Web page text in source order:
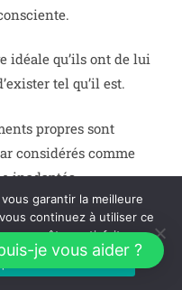
idéale qu’ils ont de lui
tel qu’il est.
propres sont
considérés comme
inadaptés.
pour survivre, il va
ses besoins.
je vous aider ?
garantir la meilleure
continuez à utiliser ce
en êtes satisfait.
de confidentialité